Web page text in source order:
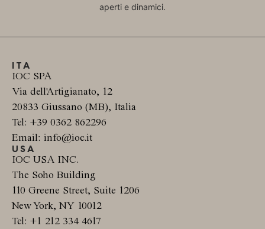
aperti e dinamici.
ITA
IOC SPA
Via dell'Artigianato, 12
20833 Giussano (MB), Italia
Tel: +39 0362 862296
Email: info@ioc.it
USA
IOC USA INC.
The Soho Building
110 Greene Street, Suite 1206
New York, NY 10012
Tel: +1 212 334 4617